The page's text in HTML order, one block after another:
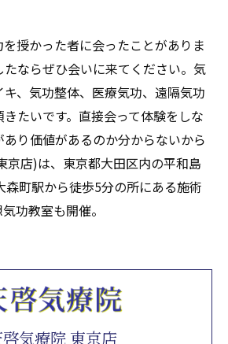
授かった者に会ったことがありま
ならぜひ会いに来てください。気
、気功整体、医療気功、遠隔気功
たいです。直接会って体験をしな
り価値があるのか分からないから
京店)は、東京都大田区内の平和島
森町駅から徒歩5分の所にある施術
功教室も開催。
気療院 東京店